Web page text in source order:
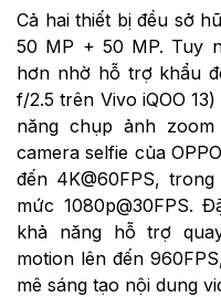
Cả hai thiết bị đều sở
50 MP + 50 MP. Tuy
hơn nhờ hỗ trợ khẩu
f/2.5 trên Vivo iQOO
năng chụp ảnh
camera selfie của
đến 4K@60FPS,
mức 1080p@30FPS.
khả năng hỗ trợ
motion lên đến
mê sáng tạo nội dung